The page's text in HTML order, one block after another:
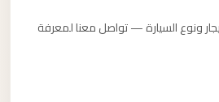
ونوع السيارة — تواصل معنا لمعرفة